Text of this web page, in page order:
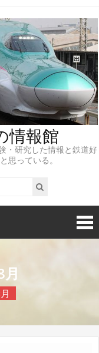
情報館
・研究した情報と鉄道好
思っている。